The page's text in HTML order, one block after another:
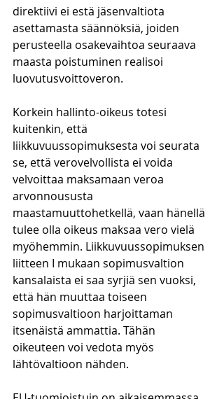
direktiivi ei estä jäsenvaltiota
asettamasta säännöksiä, joiden
perusteella osakevaihtoa seuraava
maasta poistuminen realisoi
luovutusvoittoveron.
Korkein hallinto-oikeus totesi
kuitenkin, että
liikkuvuussopimuksesta voi seurata
se, että verovelvollista ei voida
velvoittaa maksamaan veroa
arvonnoususta
maastamuuttohetkellä, vaan hänellä
tulee olla oikeus maksaa vero vielä
myöhemmin. Liikkuvuussopimuksen
liitteen I mukaan sopimusvaltion
kansalaista ei saa syrjiä sen vuoksi,
että hän muuttaa toiseen
sopimusvaltioon harjoittaman
itsenäistä ammattia. Tähän
oikeuteen voi vedota myös
lähtövaltioon nähden.